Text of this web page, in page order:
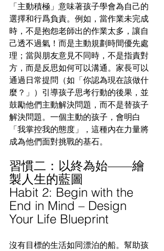
「主動積極」意味著孩子學會為自己的
選擇和行爲負責。例如，當作業未完成
時，不是抱怨老師出的作業太多，讓自
己透不過氣！而是主動規劃時間優先處
理；當與朋友意見不同時，不是指責對
方，而是反思如何可以溝通。家長可以
通過日常提問（如「你認為現在該做什
麼？」）引導孩子思考行動的後果，並
鼓勵他們主動解決問題，而不是替孩子
解決問題。一個主動的孩子，會明白
「我掌控我的態度」，這種內在力量將
成為他們面對挑戰的基石。
習慣二：以終為始——繪
製人生的藍圖
Habit 2: Begin with the
End in Mind – Design
Your Life Blueprint
沒有目標的生活如同漂泊的船。幫助孩